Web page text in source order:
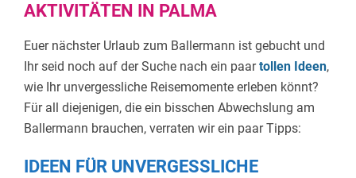
AKTIVITÄTEN IN PALMA
Euer nächster Urlaub zum Ballermann ist gebucht und
Ihr seid noch auf der Suche nach ein paartollen Ideen,
wie Ihr unvergessliche Reisemomente erleben könnt?
Für all diejenigen, die ein bisschen Abwechslung am
Ballermann brauchen, verraten wir ein paar Tipps:
IDEEN FÜR UNVERGESSLICHE